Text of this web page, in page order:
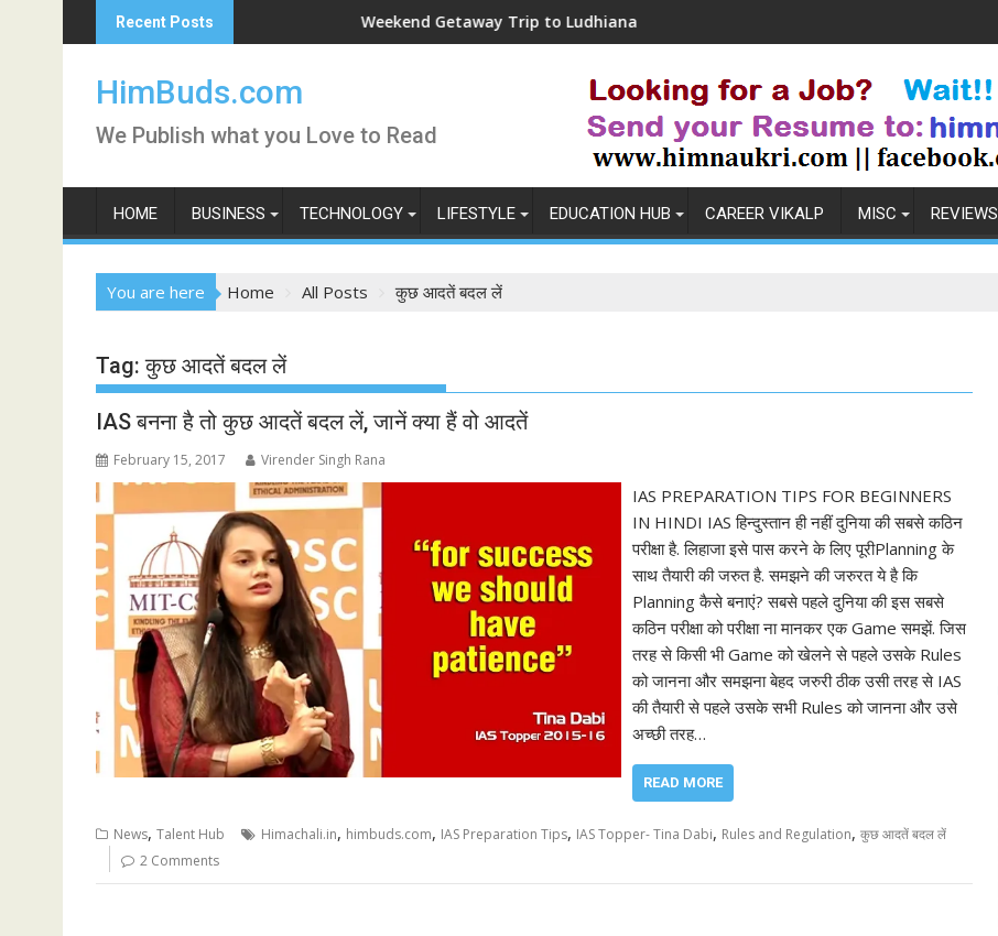
to
Recent Posts Weekend Getaway Trip to Ludhiana
HimBuds.com
We Publish what you Love to Read
HOME BUSINESS TECHNOLOGY LIFESTYLE EDUCATION HUB CAREER VIKALP MISC REVIEWS
You are here Home All Posts कुछ आदतें बदल लें
Tag:कुछ आदतें बदल लें
IAS बनना है तो कुछ आदतें बदल लें, जानें क्या हैं वो आदतें
February 15, 2017 Virender Singh Rana
IAS PREPARATION TIPS FOR BEGINNERS
IN HINDI IAS हिन्दुस्तान ही नहीं दुनिया की सबसे कठिन
परीक्षा है. लिहाजा इसे पास करने के लिए पूरीPlanning के
साथ तैयारी की जरुत है. समझने की जरुरत ये है कि
Planning कैसे बनाएं? सबसे पहले दुनिया की इस सबसे
कठिन परीक्षा को परीक्षा ना मानकर एक Game समझें. जिस
तरह से किसी भी Game को खेलने से पहले उसके Rules
को जानना और समझना बेहद जरुरी ठीक उसी तरह से IAS
की तैयारी से पहले उसके सभी Rules को जानना और उसे
अच्छी तरह…
READ MORE
News, Talent Hub Himachali.in, himbuds.com, IAS Preparation Tips, IAS Topper- Tina Dabi, Rules and Regulation, कुछ आदतें बदल लें
2 Comments